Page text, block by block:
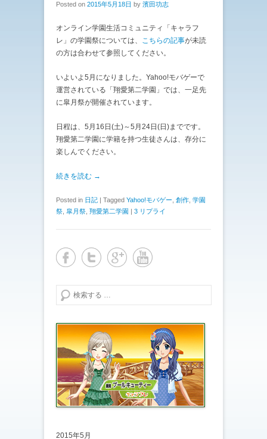
Posted on 2015年5月18日 by 濱田功志
オンライン学園生活コミュニティ「キャラフ
レ」の学園祭については、 こちらの記事が未読
の方は合わせて参照してください。
いよいよ5月になりました。Yahoo!モバゲーで
運営されている「翔愛第二学園」では、一足先
に皐月祭が開催されています。
日程は、5月16日(土)～5月24日(日)までです。
翔愛第二学園に学籍を持つ生徒さんは、存分に
楽しんでください。
続きを読む →
Posted in 日記 | Tagged Yahoo!モバゲー 創作 学園
祭 皐月祭 翔愛第二学園 | 3 リプライ
検索する
2015年5月